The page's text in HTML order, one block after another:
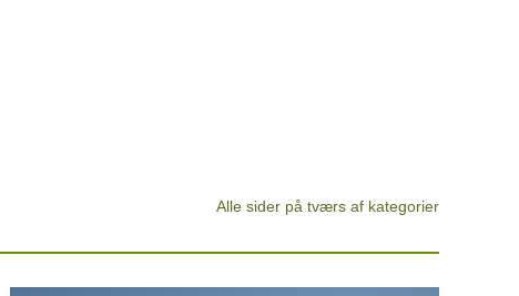
Alle sider på tværs af kategorier